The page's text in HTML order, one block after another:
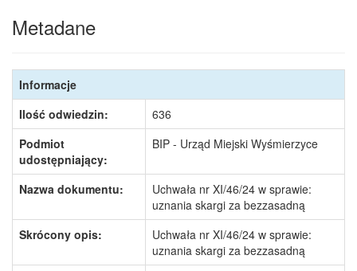
Metadane
Informacje
Ilość odwiedzin:
636
Podmiot
udostępniający:
BIP - Urząd Miejski Wyśmierzyce
Nazwa dokumentu:
Uchwała nr XI/46/24 w sprawie:
uznania skargi za bezzasadną
Skrócony opis:
Uchwała nr XI/46/24 w sprawie:
uznania skargi za bezzasadną